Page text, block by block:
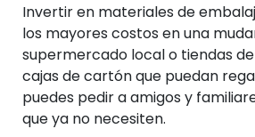
Invertir en materiales de
los mayores costos en una
supermercado local o tiendas
cajas de cartón que puedan
puedes pedir a amigos y
que ya no necesiten.